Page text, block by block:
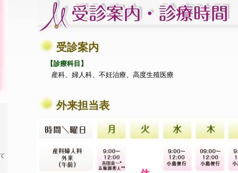
受診案内
【診療科目】
産科、婦人科、不妊治療、高度生殖医療
外来担当表